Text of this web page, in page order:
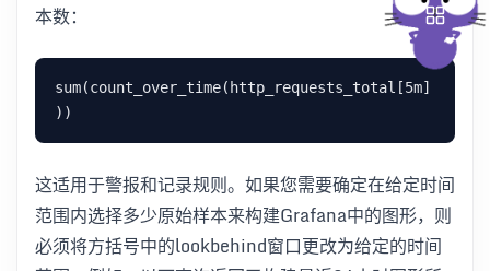
本数：
sum(count_over_time(http_requests_total[5m]
这适用于警报和记录规则。如果您需要确定在给定时间
范围内选择多少原始样本来构建Grafana中的图形，则
必须将方括号中的lookbehind窗口更改为给定的时间